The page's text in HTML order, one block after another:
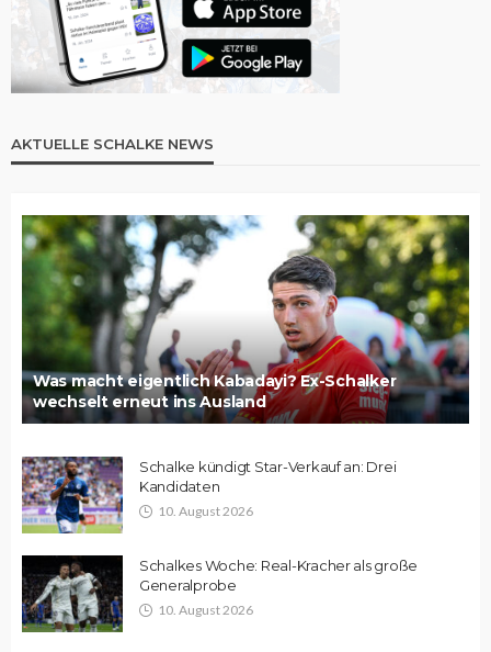
AKTUELLE SCHALKE NEWS
Was macht eigentlich Kabadayi? Ex-Schalker
wechselt erneut ins Ausland
Schalke kündigt Star-Verkauf an: Drei
Kandidaten
10. August 2026
Schalkes Woche: Real-Kracher als große
Generalprobe
10. August 2026